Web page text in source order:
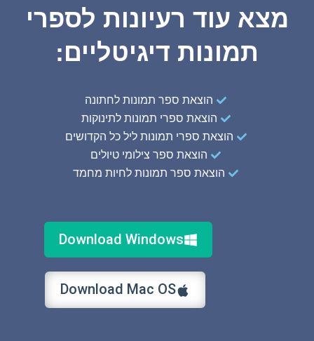
מצא עוד רעיונות לספרי
תמונות דיגיטליים:
הוצאת ספר תמונות לחתונה
הוצאת ספרי תמונות לתינוקות
הוצאת ספרי תמונות ליל כל הקדושים
הוצאת ספר צילומי טיולים
הוצאת ספר תמונות לחיות מחמד
Download Windows
Download Mac OS